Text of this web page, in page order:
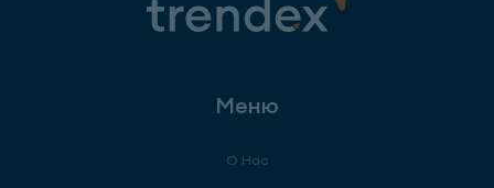
Меню
О Нас